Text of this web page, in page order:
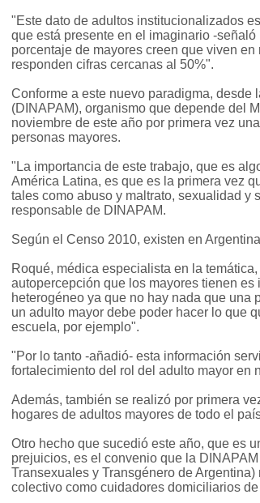
"Este dato de adultos institucionalizados
que está presente en el imaginario -
porcentaje de mayores creen que viven
responden cifras cercanas al 50%".
Conforme a este nuevo paradigma,
(DINAPAM), organismo que depende del
noviembre de este año por primera vez
personas mayores.
"La importancia de este trabajo, que es
América Latina, es que es la primera vez
tales como abuso y maltrato, sexualidad y
responsable de DINAPAM.
Según el Censo 2010, existen en
Roqué, médica especialista en la
autopercepción que los mayores tienen
heterogéneo ya que no hay nada que una
un adulto mayor debe poder hacer lo que
escuela, por ejemplo".
"Por lo tanto -añadió- esta información
fortalecimiento del rol del adulto mayor en
Además, también se realizó por primera
hogares de adultos mayores de todo el
Otro hecho que sucedió este año, que es
prejuicios, es el convenio que la
Transexuales y Transgénero de
colectivo como cuidadores domiciliarios de